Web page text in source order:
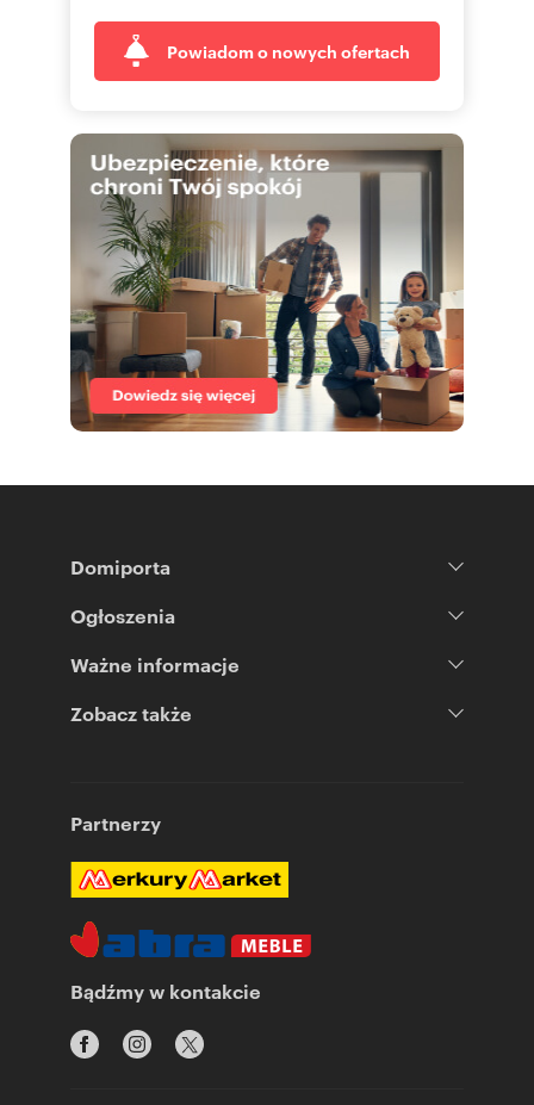
Powiadom o nowych ofertach
Domiporta
Ogłoszenia
Ważne informacje
Zobacz także
Partnerzy
Bądźmy w kontakcie